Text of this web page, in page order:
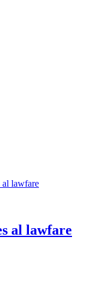
al lawfare